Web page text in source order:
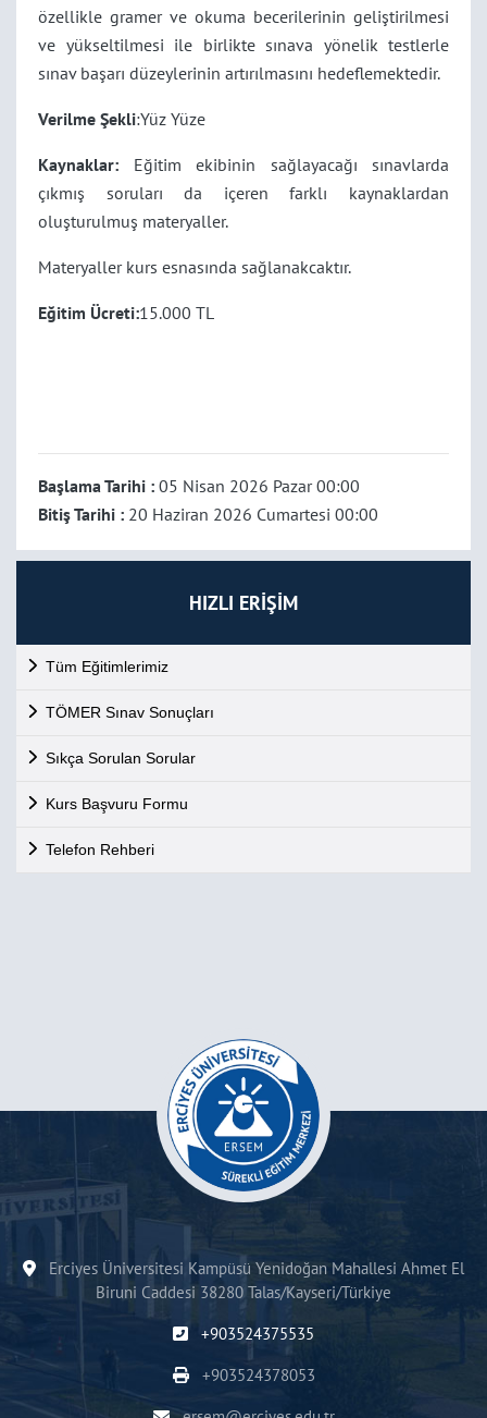
HIZLI ERİŞİM
Tüm Eğitimlerimiz
TÖMER Sınav Sonuçları
Sıkça Sorulan Sorular
Kurs Başvuru Formu
Telefon Rehberi
özellikle gramer ve okuma becerilerinin geliştirilmesi
ve yükseltilmesi ile birlikte sınava yönelik testlerle
sınav başarı düzeylerinin artırılmasını hedeflemektedir.
Verilme Şekli:Yüz Yüze
Kaynaklar: Eğitim ekibinin sağlayacağı sınavlarda
çıkmış soruları da içeren farklı kaynaklardan
oluşturulmuş materyaller.
Materyaller kurs esnasında sağlanakcaktır.
Eğitim Ücreti:15.000 TL
Başlama Tarihi : 05 Nisan 2026 Pazar 00:00
Bitiş Tarihi : 20 Haziran 2026 Cumartesi 00:00
Erciyes Üniversitesi Kampüsü Yenidoğan Mahallesi Ahmet El
Biruni Caddesi 38280 Talas/Kayseri/Türkiye
+903524375535
+903524378053